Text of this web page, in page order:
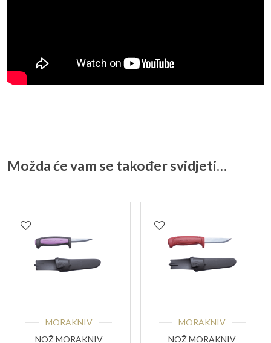
Možda će vam se također svidjeti…
MORAKNIV
NOŽ MORAKNIV
MORAKNIV
NOŽ MORAKNIV